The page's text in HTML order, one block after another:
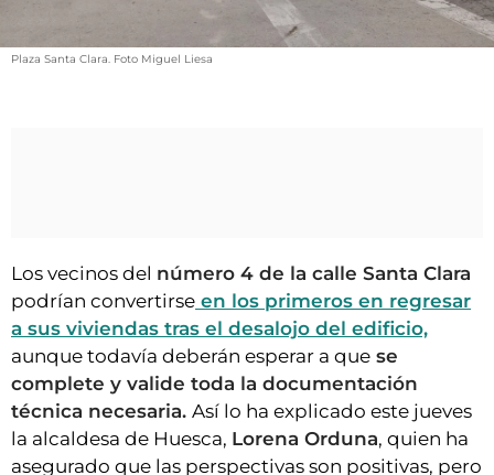
INICIAR SESIÓN
Plaza Santa Clara. Foto Miguel Liesa
Los vecinos del número 4 de la calle Santa Clara
podrían convertirse en los primeros en regresar
a sus viviendas tras el desalojo del edificio,
aunque todavía deberán esperar a que se
complete y valide toda la documentación
técnica necesaria. Así lo ha explicado este jueves
la alcaldesa de Huesca, Lorena Orduna, quien ha
asegurado que las perspectivas son positivas, pero